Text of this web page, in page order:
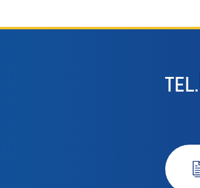
TEL.